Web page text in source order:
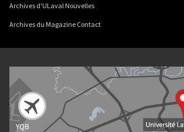
Archives d'ULaval Nouvelles
Archives du Magazine Contact